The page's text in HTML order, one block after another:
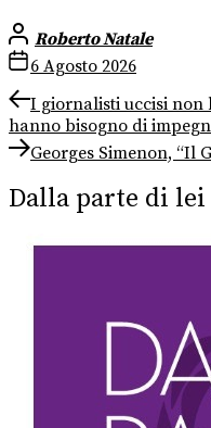
Roberto Natale
6 Agosto 2026
Navigazione
articoli
Previous
post:
I giornalisti uccisi non
hanno bisogno di
Next
Georges Simenon, “Il
Dalla parte di lei